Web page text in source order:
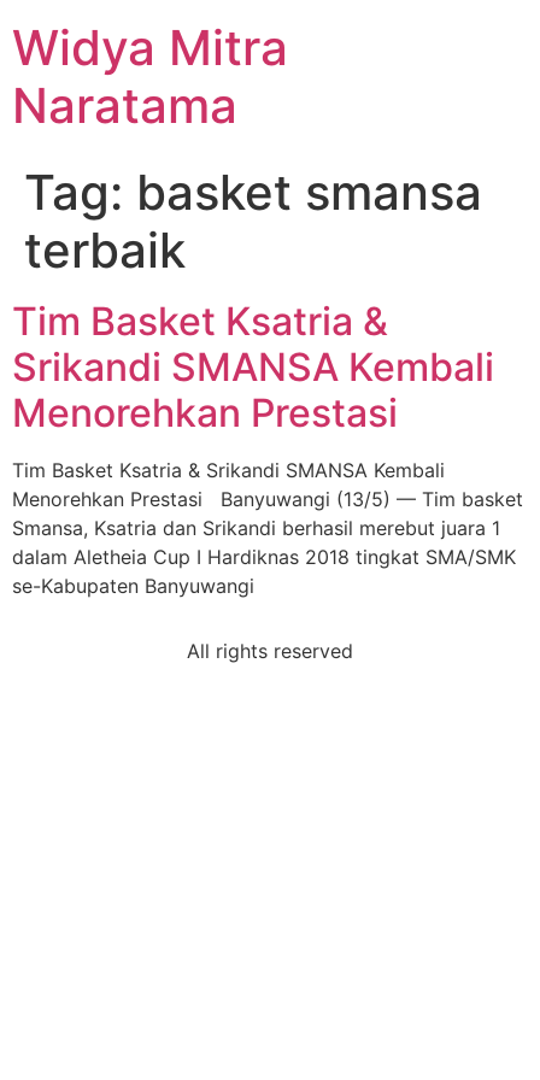
Widya Mitra
Naratama
Tag: basket smansa
terbaik
Tim Basket Ksatria &
Srikandi SMANSA Kembali
Menorehkan Prestasi
Tim Basket Ksatria & Srikandi SMANSA Kembali
Menorehkan Prestasi Banyuwangi (13/5) — Tim basket
Smansa, Ksatria dan Srikandi berhasil merebut juara 1
dalam Aletheia Cup I Hardiknas 2018 tingkat SMA/SMK
se-Kabupaten Banyuwangi
All rights reserved